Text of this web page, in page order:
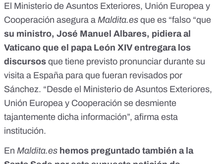
El Ministerio de Asuntos Exteriores, Unión Europea y
Cooperación asegura a Maldita.es que es “falso “que
su ministro, José Manuel Albares, pidiera al
Vaticano que el papa León XIV entregara los
discursos que tiene previsto pronunciar durante su
visita a España para que fueran revisados por
Sánchez. “Desde el Ministerio de Asuntos Exteriores,
Unión Europea y Cooperación se desmiente
tajantemente dicha información”, afirma esta
institución.
En Maldita.es hemos preguntado también a la